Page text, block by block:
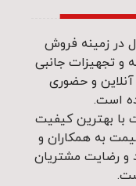
در زمینه فروش
و تجهیزات جانبی
و حضوری
است.
با بهترین کیفیت
به همکاران و
و رضایت مشتریان